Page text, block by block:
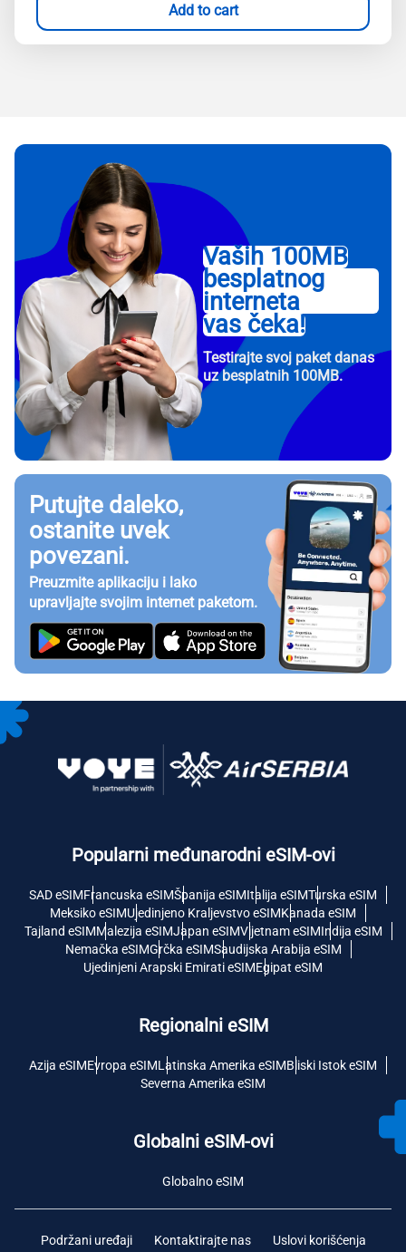
Add to cart
Vaših 100MB
besplatnog
interneta
vas čeka!
Testirajte svoj paket danas
uz besplatnih 100MB.
Putujte daleko,
ostanite uvek
povezani.
Preuzmite aplikaciju i lako
upravljajte svojim internet paketom.
Popularni međunarodni eSIM-ovi
SAD eSIMFrancuska eSIMŠpanija eSIMItalija eSIMTurska eSIM
Meksiko eSIMUjedinjeno Kraljevstvo eSIMKanada eSIM
Tajland eSIMMalezija eSIMJapan eSIMVijetnam eSIMIndija eSIM
Nemačka eSIMGrčka eSIMSaudijska Arabija eSIM
Ujedinjeni Arapski Emirati eSIMEgipat eSIM
Regionalni eSIM
Azija eSIMEvropa eSIMLatinska Amerika eSIMBliski Istok eSIM
Severna Amerika eSIM
Globalni eSIM-ovi
Globalno eSIM
Podržani uređaji Kontaktirajte nas Uslovi korišćenja